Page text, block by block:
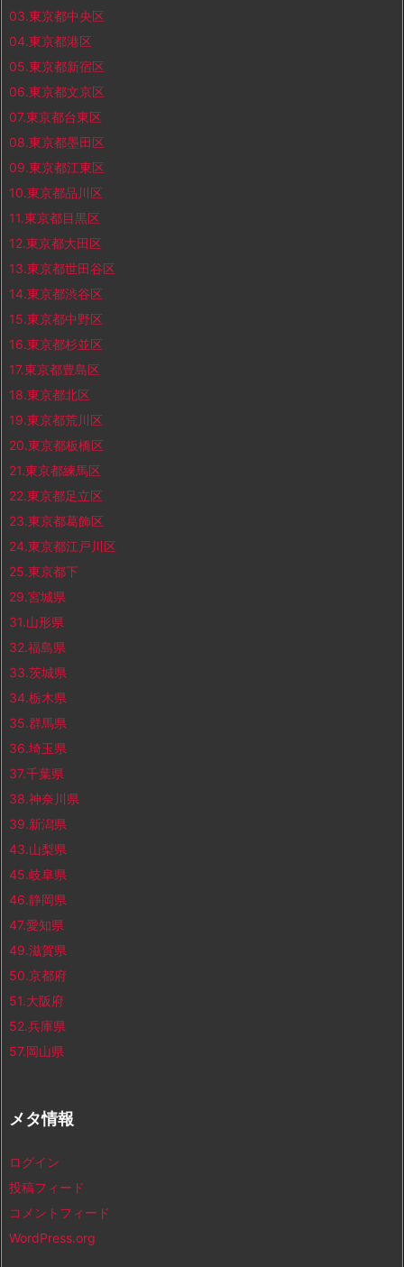
03.東京都中央区
04.東京都港区
05.東京都新宿区
06.東京都文京区
07.東京都台東区
08.東京都墨田区
09.東京都江東区
10.東京都品川区
11.東京都目黒区
12.東京都大田区
13.東京都世田谷区
14.東京都渋谷区
15.東京都中野区
16.東京都杉並区
17.東京都豊島区
18.東京都北区
19.東京都荒川区
20.東京都板橋区
21.東京都練馬区
22.東京都足立区
23.東京都葛飾区
24.東京都江戸川区
25.東京都下
29.宮城県
31.山形県
32.福島県
33.茨城県
34.栃木県
35.群馬県
36.埼玉県
37.千葉県
38.神奈川県
39.新潟県
43.山梨県
45.岐阜県
46.静岡県
47.愛知県
49.滋賀県
50.京都府
51.大阪府
52.兵庫県
57.岡山県
メタ情報
ログイン
投稿フィード
コメントフィード
WordPress.org